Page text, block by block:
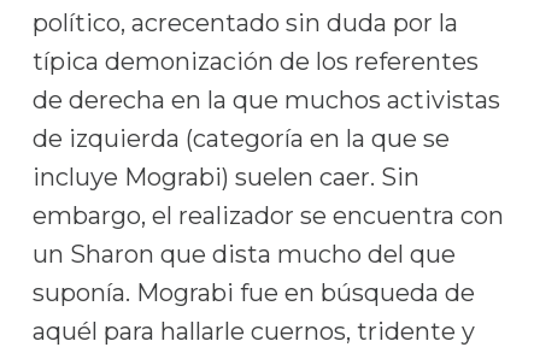
político, acrecentado sin duda por la
típica demonización de los referentes
de derecha en la que muchos activistas
de izquierda (categoría en la que se
incluye Mograbi) suelen caer. Sin
embargo, el realizador se encuentra con
un Sharon que dista mucho del que
suponía. Mograbi fue en búsqueda de
aquél para hallarle cuernos, tridente y